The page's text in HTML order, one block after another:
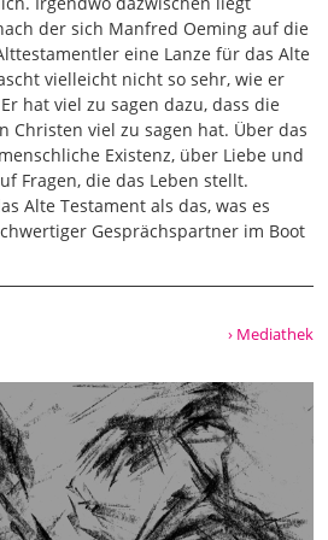
dieses Thema. Wenn Sie
es immer Phasen in der
in der Welt, wo das Alte
wurde. Dann gab es aber
denen das Alte Testament als ganz
wurde und sich da einen Weg zu
Also erstmal bitte ich Sie um
um Differenzierung, wie haben
von Nazareth und seine
gelehrt hat und was Jesus
Jesus gesagt hat und was man
gelegt hat zu unterscheiden ist
gab mal eine Phase, da hat man
jüdisch ist und alles was nicht
Zum Beispiel die Anrede Gottes
der sich Manfred Oeming auf die
eine Lanze für das Alte
vielleicht nicht so sehr, wie er
hat viel zu sagen dazu, dass die
Christen viel zu sagen hat. Über das
Existenz, über Liebe und
Fragen, die das Leben stellt.
Alte Testament als das, was es
Gesprächspartner im Boot
› Mediathek